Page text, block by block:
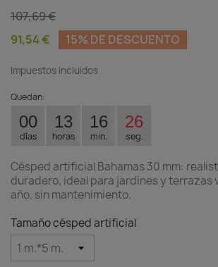
107,69 €
91,54 €
15% DE DESCUENTO
Impuestos incluidos
Quedan:
00
días
13
horas
16
min.
25
seg.
Césped artificial Bahamas 30 mm:
duradero, ideal para jardines y terrazas
año, sin mantenimiento.
Tamaño césped artificial